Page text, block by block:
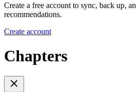
Create a free account to sync, back up,
recommendations.
Create account
Chapters